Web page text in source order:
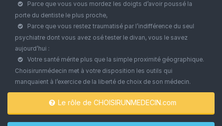
Parce que vous vous mordez les doigts d’avoir poussé la
porte du dentiste le plus proche,
Parce que vous restez traumatisé par l’indifférence du seul
psychiatre dont vous avez osé tester le divan, vous le savez
aujourd’hui :
Votre santé mérite plus que la simple proximité géographique.
Choisirunmédecin met à votre disposition les outils qui
manquaient à l’exercice de la liberté de choix de son médecin.
Le rôle de CHOISIRUNMEDECIN.com